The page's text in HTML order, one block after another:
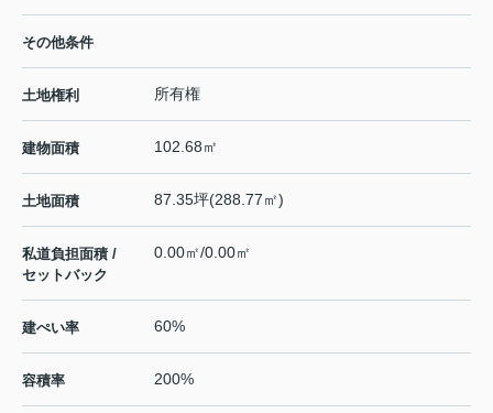
その他条件
土地権利 所有権
建物面積 102.68㎡
土地面積 87.35坪(288.77㎡)
私道負担面積 /
セットバック
0.00㎡/0.00㎡
建ぺい率 60%
容積率 200%